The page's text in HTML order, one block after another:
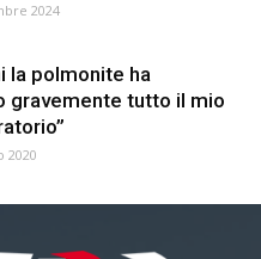
2024
la polmonite ha
gravemente tutto il mio
2020